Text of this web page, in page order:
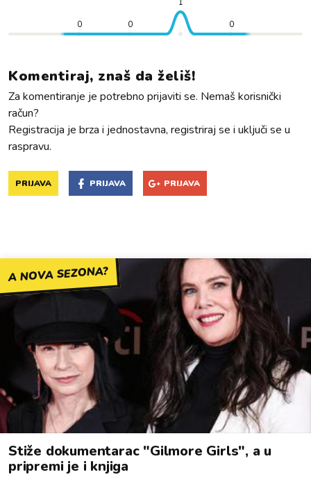
0 0
1
0
Komentiraj, znaš da želiš!
Za komentiranje je potrebno prijaviti se. Nemaš korisnički
račun?
Registracija je brza i jednostavna, registriraj se i uključi se u
raspravu.
PRIJAVA PRIJAVA PRIJAVA
A NOVA SEZONA?
Stiže dokumentarac "Gilmore Girls", a u
pripremi je i knjiga